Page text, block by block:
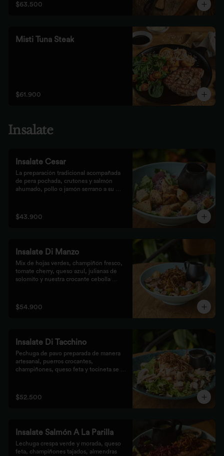
$63.500
Misti Tuna Steak
$61.900
Insalate
Insalate Cesar
La preparación tradicional acompañada
de pera pochada, crutones y salmón
ahumado, pollo o jamón serrano a su
$43.900
Insalate Di Manzo
Mix de hojas verdes, champiñón fresco,
tomate cherry, queso azul, julianas de
solomito y nuestra crocante cebolla
$54.900
Insalate Di Tacchino
Pechuga de pavo preparada de manera
artesanal, puerros crocantes,
champiñones, queso feta y tocineta se
$52.500
Insalate Salmón A La Parilla
Lechuga crespa verde y morada, queso
feta, champiñones tajados, almendras